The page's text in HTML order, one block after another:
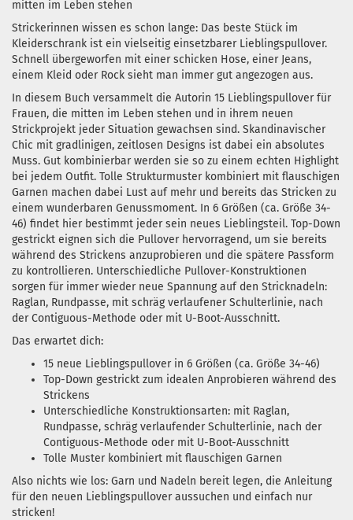
mitten im Leben stehen
Strickerinnen wissen es schon lange: Das beste Stück im
Kleiderschrank ist ein vielseitig einsetzbarer Lieblingspullover.
Schnell übergeworfen mit einer schicken Hose, einer Jeans,
einem Kleid oder Rock sieht man immer gut angezogen aus.
In diesem Buch versammelt die Autorin 15 Lieblingspulloverfür
Frauen, die mitten im Leben stehen und in ihrem neuen
Strickprojekt jeder Situation gewachsen sind. Skandinavischer
Chic mit gradlinigen, zeitlosen Designs ist dabei ein absolutes
Muss. Gut kombinierbar werden sie so zu einem echten Highlight
bei jedem Outfit. Tolle Strukturmuster kombiniert mit flauschigen
Garnen machen dabei Lust auf mehr und bereits das Stricken zu
einem wunderbaren Genussmoment. In 6 Größen (ca. Größe 34-
46) findet hier bestimmt jeder sein neues Lieblingsteil. Top-Down
gestrickt eignen sich die Pullover hervorragend, um sie bereits
während des Strickens anzuprobieren und die spätere Passform
zu kontrollieren. Unterschiedliche Pullover-Konstruktionen
sorgen für immer wieder neue Spannung auf den Stricknadeln:
Raglan, Rundpasse, mit schräg verlaufener Schulterlinie, nach
der Contiguous-Methode oder mit U-Boot-Ausschnitt.
Das erwartet dich:
15 neue Lieblingspullover in 6 Größen (ca. Größe 34-46)
Top-Down gestrickt zum idealen Anprobieren während des
Strickens
Unterschiedliche Konstruktionsarten: mit Raglan,
Rundpasse, schräg verlaufender Schulterlinie, nach der
Contiguous-Methode oder mit U-Boot-Ausschnitt
Tolle Muster kombiniert mit flauschigen Garnen
Also nichts wie los: Garn und Nadeln bereit legen, die Anleitung
für den neuen Lieblingspullover aussuchen und einfach nur
stricken!